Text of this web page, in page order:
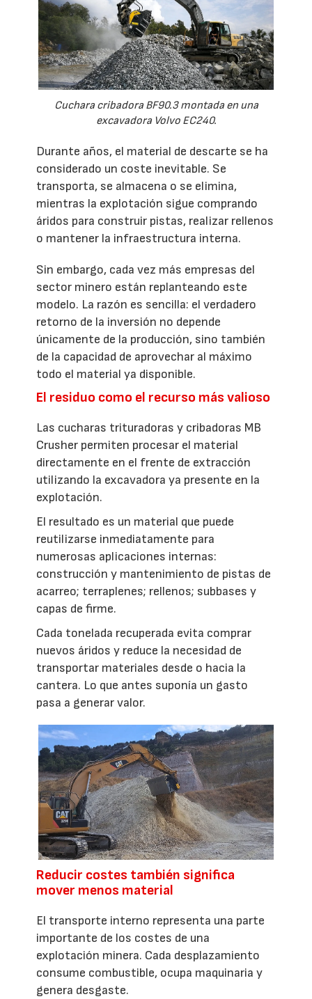
Cuchara cribadora BF90.3 montada en una
excavadora Volvo EC240.
Durante años, el material de descarte se ha
considerado un coste inevitable. Se
transporta, se almacena o se elimina,
mientras la explotación sigue comprando
áridos para construir pistas, realizar rellenos
o mantener la infraestructura interna.
Sin embargo, cada vez más empresas del
sector minero están replanteando este
modelo. La razón es sencilla: el verdadero
retorno de la inversión no depende
únicamente de la producción, sino también
de la capacidad de aprovechar al máximo
todo el material ya disponible.
El residuo como el recurso más valioso
Las cucharas trituradoras y cribadoras MB
Crusher permiten procesar el material
directamente en el frente de extracción
utilizando la excavadora ya presente en la
explotación.
El resultado es un material que puede
reutilizarse inmediatamente para
numerosas aplicaciones internas:
construcción y mantenimiento de pistas de
acarreo; terraplenes; rellenos; subbases y
capas de firme.
Cada tonelada recuperada evita comprar
nuevos áridos y reduce la necesidad de
transportar materiales desde o hacia la
cantera. Lo que antes suponía un gasto
pasa a generar valor.
Reducir costes también significa
mover menos material
El transporte interno representa una parte
importante de los costes de una
explotación minera. Cada desplazamiento
consume combustible, ocupa maquinaria y
genera desgaste.